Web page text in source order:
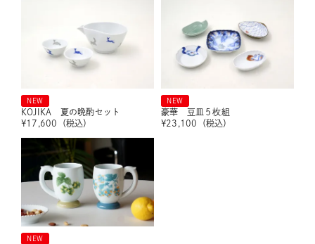
NEW
KOJIKA 夏の晩酌セット
¥17,600 （税込）
NEW
豪華 豆皿５枚組
¥23,100 （税込）
NEW